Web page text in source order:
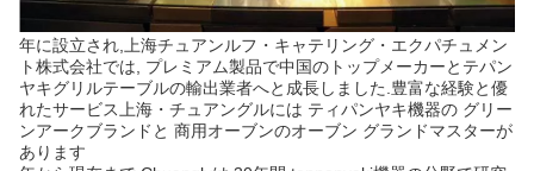
年に設立され,上海チュアンルフ・キャテリング・エクパチュメン
ト株式会社では, プレミアム製品で中国のトップメーカーとテパン
ヤキグリルテーブルの輸出業者へと成長しました.豊富な経験と優
れたサービス上海・チュアングルには ティパンヤキ機器の グリー
ンアークブランドと 商用オーブンのオーブン グランドマスターが
あります